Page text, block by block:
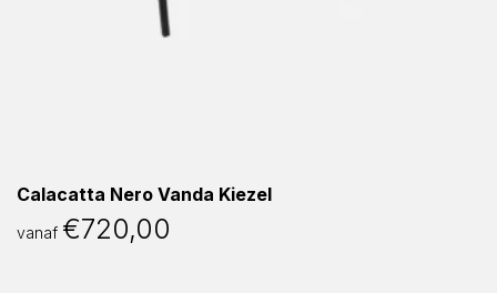
Calacatta Nero Vanda Kiezel
vanaf €720,00